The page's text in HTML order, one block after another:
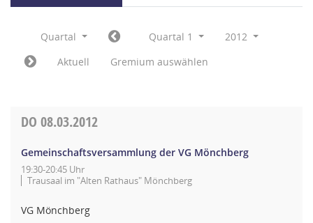
Quartal Quartal 1
2012
Aktuell
Gremium auswählen
DO 08.03.2012
Gemeinschaftsversammlung der VG Mönchberg
19:30-20:45 Uhr
Trausaal im "Alten Rathaus" Mönchberg
VG Mönchberg